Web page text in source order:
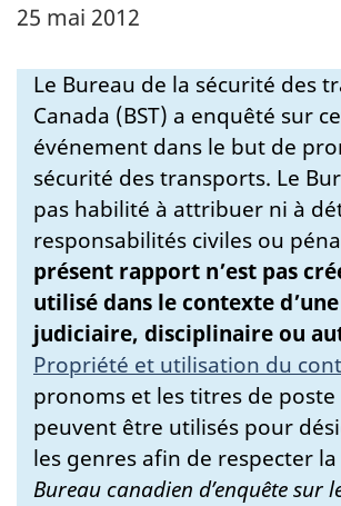
25 mai 2012
Le Bureau de la sécurité des
Canada (BST) a enquêté sur
événement dans le but de
sécurité des transports. Le
pas habilité à attribuer ni à
responsabilités civiles ou
présent rapport n’est pas
utilisé dans le contexte
judiciaire, disciplinaire ou
Propriété et utilisation du
pronoms et les titres de poste
peuvent être utilisés pour
les genres afin de respecter la
Bureau canadien d’enquête sur